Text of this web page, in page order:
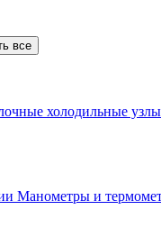
все
холодильные узлы
Манометры и